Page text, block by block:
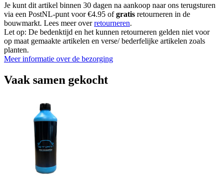
Je kunt dit artikel binnen 30 dagen na aankoop naar ons terugsturen
via een PostNL-punt voor €4.95 ofgratis retourneren in de
bouwmarkt. Lees meer overretourneren.
Let op: De bedenktijd en het kunnen retourneren gelden niet voor
op maat gemaakte artikelen en verse/ bederfelijke artikelen zoals
planten.
Meer informatie over de bezorging
Vaak samen gekocht